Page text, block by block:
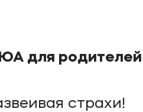
для
страхи!